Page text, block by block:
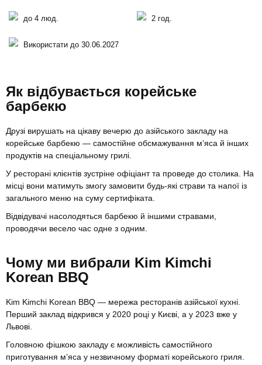
до 4 люд. 2 год.
Використати до 30.06.2027
Як відбувається корейське
барбекю
Друзі вирушать на цікаву вечерю до азійського закладу на
корейське барбекю — самостійне обсмажування м’яса й інших
продуктів на спеціальному грилі.
У ресторані клієнтів зустріне офіціант та проведе до столика. На
місці вони матимуть змогу замовити будь-які страви та напої із
загального меню на суму сертифіката.
Відвідувачі насолодяться барбекю й іншими стравами,
проводячи весело час одне з одним.
Чому ми вибрали Kim Kimchi
Korean BBQ
Kim Kimchi Korean BBQ — мережа ресторанів азійської кухні.
Перший заклад відкрився у 2020 році у Києві, а у 2023 вже у
Львові.
Головною фішкою закладу є можливість самостійного
приготування м’яса у незвичному форматі корейського гриля.